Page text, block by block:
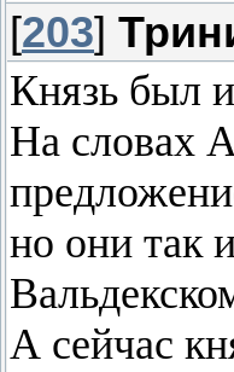
[203]
Князь был
На словах
но они так
А сейчас